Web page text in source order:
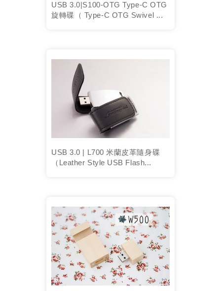
USB 3.0|S100-OTG Type-C OTG
旋轉碟（ Type-C OTG Swivel ...
USB 3.0 | L700 米蘭皮革隨身碟
（Leather Style USB Flash...